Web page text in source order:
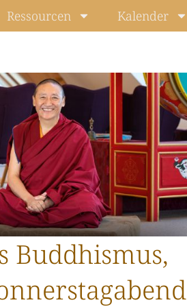
Ressourcen Kalender
Buddhismus,